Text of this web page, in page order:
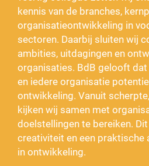
kennis van de branches,
organisatieontwikkeling in
sectoren. Daarbij sluiten wij
ambities, uitdagingen en
organisaties. BdB gelooft
en iedere organisatie
ontwikkeling. Vanuit
kijken wij samen met
doelstellingen te bereiken.
creativiteit en een praktische
in ontwikkeling.